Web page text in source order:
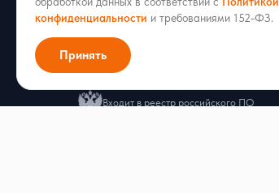
ИНН 1686013002 · ОГРН 1211600051053
г. Казань, ул. Аделя Кутуя 50/9, офис 206
Входит в реестр российского ПО
конфиденциальности и требованиями 152-ФЗ.
Принять